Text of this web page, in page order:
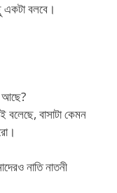
একটা বলবে।
আছে?
বাসাটা কেমন
নাতি নাতনী